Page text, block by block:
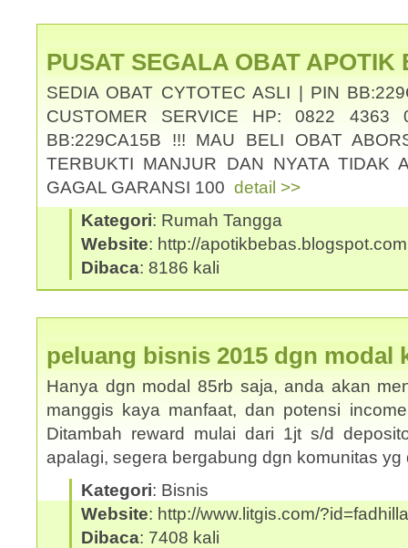
PUSAT SEGALA OBAT APOTIK
SEDIA OBAT CYTOTEC ASLI | PIN
CUSTOMER SERVICE HP: 0822 4363
BB:229CA15B !!! MAU BELI OBAT
TERBUKTI MANJUR DAN NYATA TIDAK
GAGAL GARANSI 100 detail >>
Kategori: Rumah Tangga
Website: http://apotikbebas.blogspot.com
Dibaca: 8186 kali
peluang bisnis 2015 dgn modal
Hanya dgn modal 85rb saja, anda akan
manggis kaya manfaat, dan potensi
Ditambah reward mulai dari 1jt s/d
apalagi, segera bergabung dgn komunitas
Kategori: Bisnis
Website: http://www.litgis.com/
Dibaca: 7408 kali